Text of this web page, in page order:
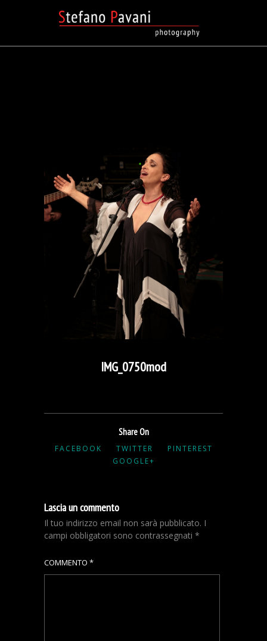
IMG_0750mod
Share On
FACEBOOK TWITTER
PINTEREST
GOOGLE+
Lascia un commento
Il tuo indirizzo email non sarà pubblicato. I
campi obbligatori sono contrassegnati *
COMMENTO *